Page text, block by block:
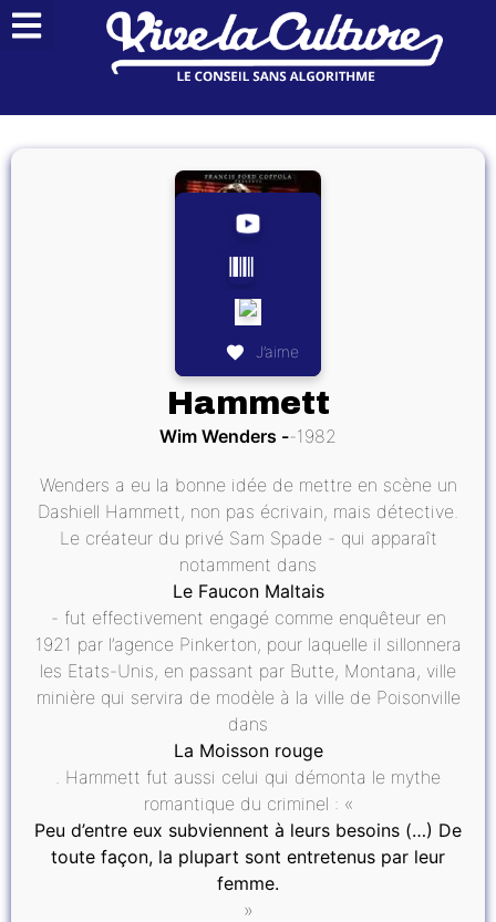
J’aime
Hammett
Wim Wenders 1982
Wenders a eu la bonne idée de mettre en scène un
Dashiell Hammett, non pas écrivain, mais détective.
Le créateur du privé Sam Spade - qui apparaît
notamment dans
Le Faucon Maltais
- fut effectivement engagé comme enquêteur en
1921 par l’agence Pinkerton, pour laquelle il sillonnera
les Etats-Unis, en passant par Butte, Montana, ville
minière qui servira de modèle à la ville de Poisonville
dans
La Moisson rouge
. Hammett fut aussi celui qui démonta le mythe
romantique du criminel : «
Peu d’entre eux subviennent à leurs besoins (…) De
toute façon, la plupart sont entretenus par leur
femme.
»